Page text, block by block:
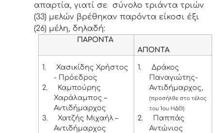
απαρτία, γιατί σε σύνολο τριάντα τριών
(33) μελών βρέθηκαν παρόντα είκοσι έξι
(26) μέλη, δηλαδή:
ΠΑΡΟΝΤΑ
ΑΠΟΝΤΑ
1.
Χασικίδης Χρήστος
- Πρόεδρος
2.
Καμπούρης
Χαράλαμπος –
Αντιδήμαρχος
3.
Χατζής Μιχαήλ –
Αντιδήμαρχος
1.
Δράκος
Παναγιώτης-
Αντιδήμαρχος,
(προσήλθε στο τέλος
του 1ου ΗΔΘ)
2.
Παππάς
Αντώνιος